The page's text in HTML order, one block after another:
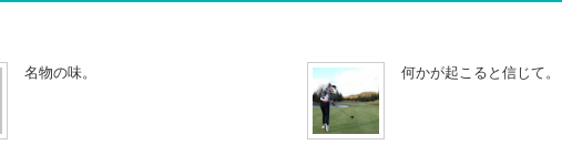
名物の味。 何かが起こると信じて。